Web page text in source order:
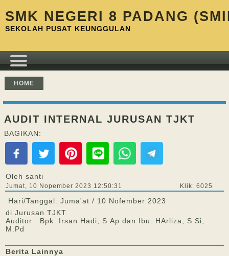
SMK NEGERI 8 PADANG
SEKOLAH PUSAT KEUNGGULAN
HOME
AUDIT INTERNAL JURUSAN TJKT
BAGIKAN:
Oleh santi
Jumat, 10 Nopember 2023 12:50:31 Klik: 6025
Hari/Tanggal: Juma'at / 10 Nofember 2023
di Jurusan TJKT
Auditor : Bpk. Irsan Hadi, S.Ap dan Ibu. HArliza, S.Si,
M.Pd
Berita Lainnya